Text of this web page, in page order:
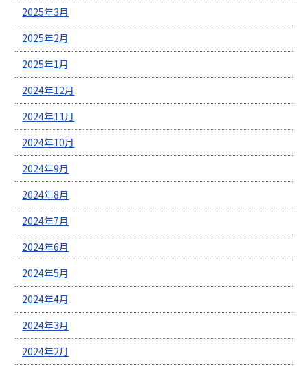
2025年3月
2025年2月
2025年1月
2024年12月
2024年11月
2024年10月
2024年9月
2024年8月
2024年7月
2024年6月
2024年5月
2024年4月
2024年3月
2024年2月